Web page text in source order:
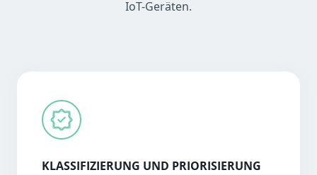
IoT-Geräten.
KLASSIFIZIERUNG UND PRIORISIERUNG